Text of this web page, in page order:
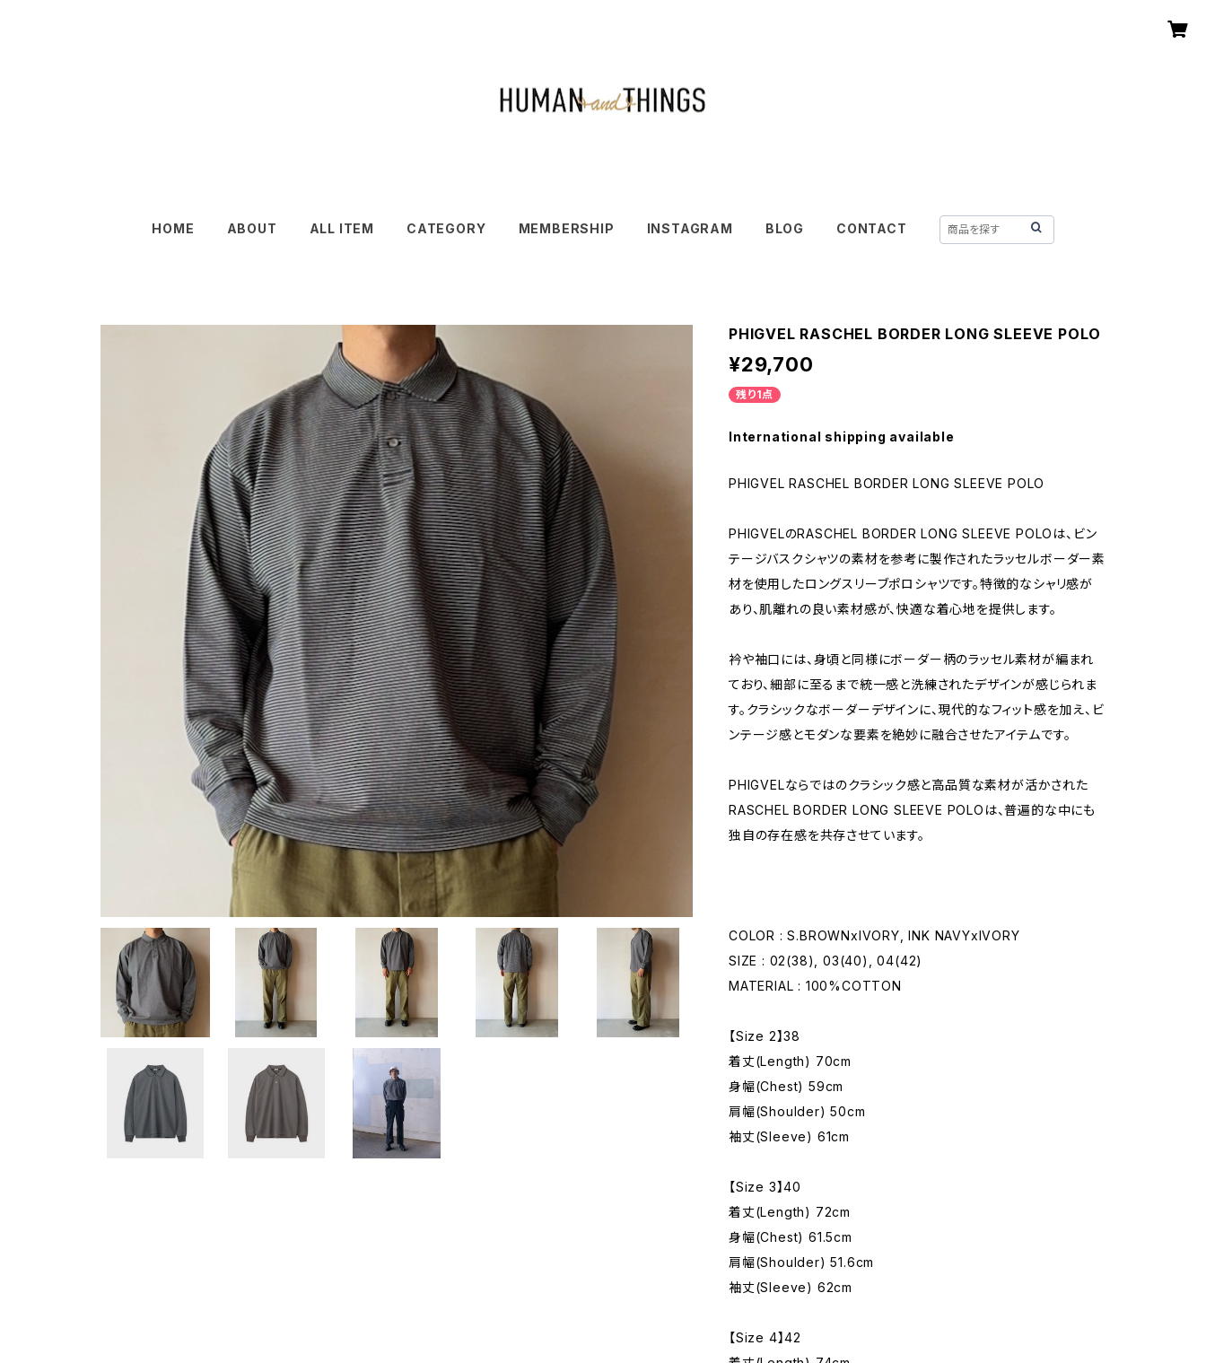
HOME ABOUT ALL ITEM CATEGORY MEMBERSHIP INSTAGRAM BLOG CONTACT
PHIGVEL RASCHEL BORDER LONG SLEEVE POLO
¥29,700
残り1点
International shipping available
PHIGVEL RASCHEL BORDER LONG SLEEVE POLO
PHIGVELのRASCHEL BORDER LONG SLEEVE POLOは、ビン
テージバスクシャツの素材を参考に製作されたラッセルボーダー素
材を使用したロングスリーブポロシャツです。特徴的なシャリ感が
あり、肌離れの良い素材感が、快適な着心地を提供します。
衿や袖口には、身頃と同様にボーダー柄のラッセル素材が編まれ
ており、細部に至るまで統一感と洗練されたデザインが感じられま
す。クラシックなボーダーデザインに、現代的なフィット感を加え、ビ
ンテージ感とモダンな要素を絶妙に融合させたアイテムです。
PHIGVELならではのクラシック感と高品質な素材が活かされた
RASCHEL BORDER LONG SLEEVE POLOは、普遍的な中にも
独自の存在感を共存させています。
COLOR : S.BROWNxIVORY, INK NAVYxIVORY
SIZE : 02(38), 03(40), 04(42)
MATERIAL : 100%COTTON
【Size 2】38
着丈(Length) 70cm
身幅(Chest) 59cm
肩幅(Shoulder) 50cm
袖丈(Sleeve) 61cm
【Size 3】40
着丈(Length) 72cm
身幅(Chest) 61.5cm
肩幅(Shoulder) 51.6cm
袖丈(Sleeve) 62cm
【Size 4】42